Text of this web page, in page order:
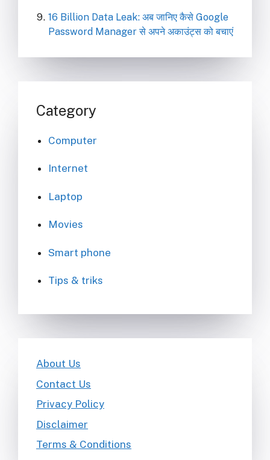
16 Billion Data Leak: अब जानिए कैसे Google
Password Manager से अपने अकाउंट्स को बचाएं
Category
Computer
Internet
Laptop
Movies
Smart phone
Tips & triks
About Us
Contact Us
Privacy Policy
Disclaimer
Terms & Conditions